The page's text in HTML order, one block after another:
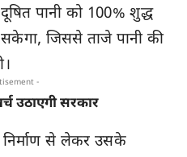
पानी को 100% शुद्ध
सकेगा, जिससे ताजे पानी की
-
उठाएगी सरकार
से लेकर उसके